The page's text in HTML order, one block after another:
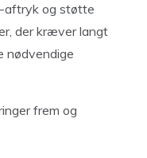
aftryk og støtte
der kræver langt
nødvendige
frem og